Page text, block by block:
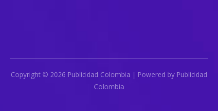
Copyright © 2026 Publicidad Colombia | Powered by Publicidad
Colombia